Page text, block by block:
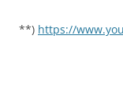
**) https://